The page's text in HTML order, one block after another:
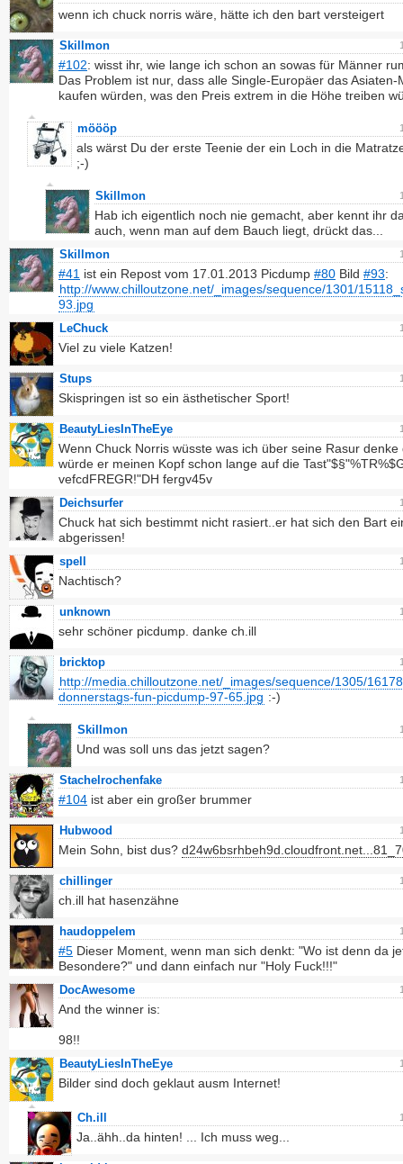
wenn ich chuck norris wäre, hätte ich den bart versteigert
Skillmon
#102: wisst ihr, wie lange ich schon an sowas für Männer
Das Problem ist nur, dass alle Single-Europäer das Asiaten-
kaufen würden, was den Preis extrem in die Höhe treiben
möööp
als wärst Du der erste Teenie der ein Loch in die
;-)
Skillmon
Hab ich eigentlich noch nie gemacht, aber kennt ihr
auch, wenn man auf dem Bauch liegt, drückt das...
Skillmon
#41 ist ein Repost vom 17.01.2013 Picdump #80 Bild #93:
http://www.chilloutzone.net/_images/sequence/1301/
93.jpg
LeChuck
Viel zu viele Katzen!
Stups
Skispringen ist so ein ästhetischer Sport!
BeautyLiesInTheEye
Wenn Chuck Norris wüsste was ich über seine Rasur denke
würde er meinen Kopf schon lange auf die
vefcdFREGR!"DH fergv45v
Deichsurfer
Chuck hat sich bestimmt nicht rasiert..er hat sich den Bart
abgerissen!
spell
Nachtisch?
unknown
sehr schöner picdump. danke ch.ill
bricktop
http://media.chilloutzone.net/_images/sequence/1305/
donnerstags-fun-picdump-97-65.jpg :-)
Skillmon
Und was soll uns das jetzt sagen?
Stachelrochenfake
#104 ist aber ein großer brummer
Hubwood
Mein Sohn, bist dus?
chillinger
ch.ill hat hasenzähne
haudoppelem
#5 Dieser Moment, wenn man sich denkt: "Wo ist denn da
Besondere?" und dann einfach nur "Holy Fuck!!!"
DocAwesome
And the winner is:
98!!
BeautyLiesInTheEye
Bilder sind doch geklaut ausm Internet!
Ch.ill
Ja..ähh..da hinten! ... Ich muss weg...